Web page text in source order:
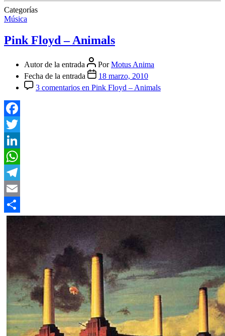
Categorías
Música
Pink Floyd – Animals
Autor de la entrada PorMotus Anima
Fecha de la entrada
18 marzo, 2010
3 comentarios en Pink Floyd – Animals
Facebook
Twitter
LinkedIn
WhatsApp
Telegram
Email
Compartir